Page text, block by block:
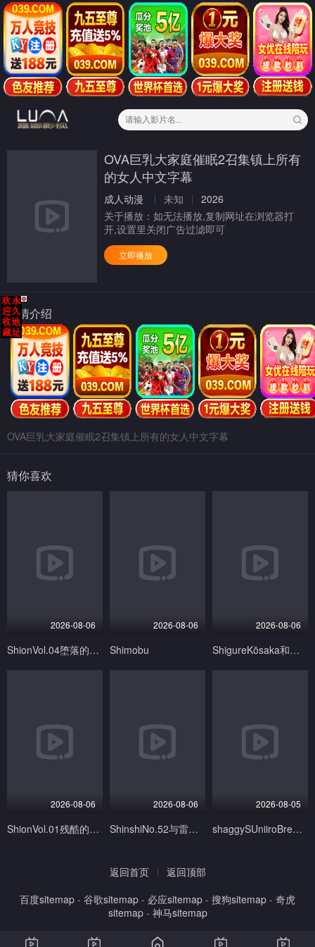
OVA巨乳大家庭催眠2召集镇上所有
的女人中文字幕
成人动漫 未知
2026
关于播放： 如无法播放,复制网址在浏览器打
开,设置里关闭广告过滤即可
立即播放
剧情介绍
OVA巨乳大家庭催眠2召集镇上所有的女人中文字幕
猜你喜欢
2026-08-06
ShionVol.04堕落的魔法天使中文字幕
2026-08-06
Shimobu
2026-08-06
ShigureKōsaka和老人有激烈的性爱-Kenichi最强大的门徒无尽
2026-08-06
ShionVol.01残酷的魔法天使中文字幕
2026-08-06
ShinshiNo.52与雷电将军口交站在后面
2026-08-05
shaggySUniiroBreezeofSabaalive2danimeGenshinImpactfurubaJohnkiMP4带ASMR音频
返回首页
返回顶部
百度sitemap - 谷歌sitemap - 必应sitemap - 搜狗sitemap - 奇虎
sitemap- 神马sitemap